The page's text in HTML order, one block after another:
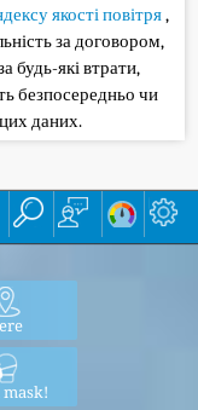
якості повітря,
за договором,
які втрати,
безпосередньо чи
даних.
mask!